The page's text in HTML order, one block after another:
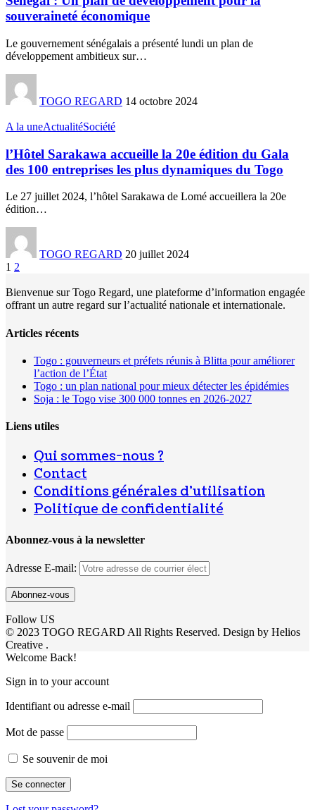
souveraineté économique
Le gouvernement sénégalais a présenté lundi un plan de
développement ambitieux sur…
TOGO REGARD 14 octobre 2024
A la uneActualitéSociété
l’Hôtel Sarakawa accueille la 20e édition du Gala
des 100 entreprises les plus dynamiques du Togo
Le 27 juillet 2024, l’hôtel Sarakawa de Lomé accueillera la 20e
édition…
TOGO REGARD 20 juillet 2024
1 2
Bienvenue sur Togo Regard, une plateforme d’information engagée
offrant un autre regard sur l’actualité nationale et internationale.
Articles récents
Togo : gouverneurs et préfets réunis à Blitta pour améliorer
l’action de l’État
Togo : un plan national pour mieux détecter les épidémies
Soja : le Togo vise 300 000 tonnes en 2026-2027
Liens utiles
Qui sommes-nous ?
Contact
Conditions générales d’utilisation
Politique de confidentialité
Abonnez-vous à la newsletter
Adresse E-mail:
Follow US
© 2023 TOGO REGARD All Rights Reserved. Design by Helios
Creative .
Welcome Back!
Sign in to your account
Identifiant ou adresse e-mail
Mot de passe
Se souvenir de moi